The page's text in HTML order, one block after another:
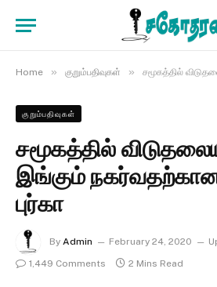
Home » குறும்பதிவுகள் » சமூகத்தில் விடுதலையுடன்
குறும்பதிவுகள்
சமூகத்தில்
இங்கும் நகர்வதற்கான
புர்கா
By Admin February 24, 2020
1,449 Comments
2 Mins Read